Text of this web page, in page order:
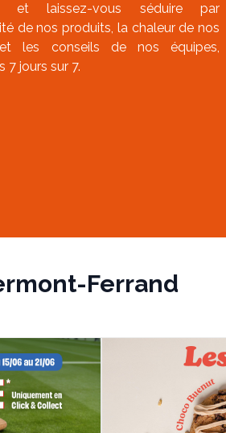
et laissez-vous séduire par
de nos produits, la chaleur de nos
les conseils de nos équipes,
7 jours sur 7.
Ferrand